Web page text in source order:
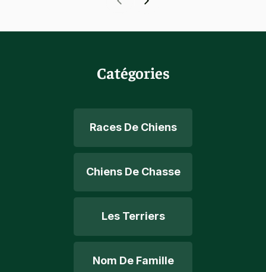
Catégories
Races De Chiens
Chiens De Chasse
Les Terriers
Nom De Famille